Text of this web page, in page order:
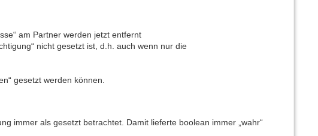
am Partner werden jetzt entfernt
nicht gesetzt ist, d.h. auch wenn nur die
gesetzt werden können.
immer als gesetzt betrachtet. Damit lieferte boolean immer „wahr“